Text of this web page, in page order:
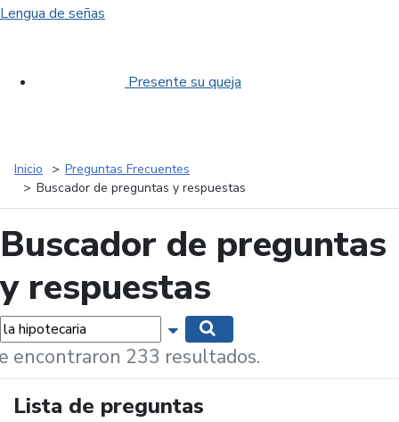
Lengua de señas
Presente su queja
Inicio
Preguntas Frecuentes
Buscador de preguntas y respuestas
Buscador de preguntas
y respuestas
Mostrar opciones de búsqueda
encontraron 233 resultados.
Lista de preguntas